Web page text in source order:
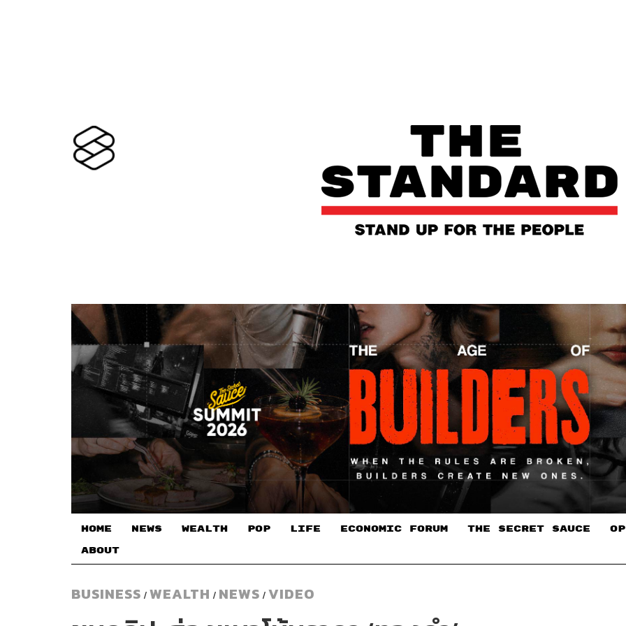
HOME NEWS WEALTH POP LIFE ECONOMIC FORUM THE SECRET SAUCE​
ABOUT
BUSINESS / WEALTH / NEWS / VIDEO